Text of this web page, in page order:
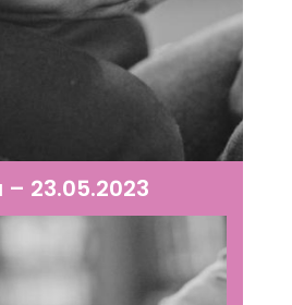
– 23.05.2023